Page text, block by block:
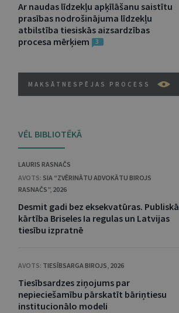
Ar naudas līdzekļu apķīlāšanu saistītu
prasības nodrošinājuma līdzekļu
atbilstība tiesiskās aizsardzības
procesa mērķiem
3
MAKSĀTNESPĒJAS PROCESS
VĒL BIBLIOTĒKĀ
LAURIS RASNAČS
AVOTS: SIA “ZVĒRINĀTU ADVOKĀTU BIROJS
RASNAČS”, 2026
Desmit gadi bez eksekvatūras. Publiskā
kārtība Briseles Ia regulas un Latvijas
tiesību izpratnē
AVOTS: TIESĪBSARGA BIROJS, 2026
Tiesībsardzes ziņojums par
nepieciešamību pārskatīt bāriņtiesu
institucionālo modeli